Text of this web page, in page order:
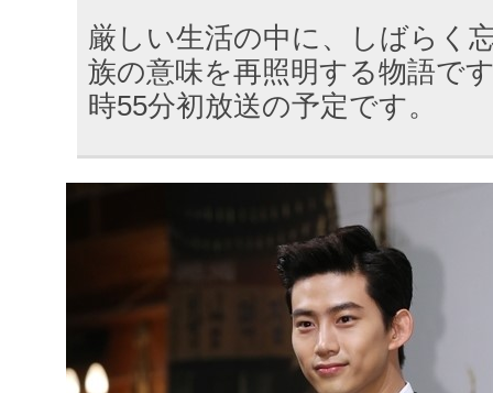
厳しい生活の中に、しばらく
族の意味を再照明する物語で
時55分初放送の予定です。